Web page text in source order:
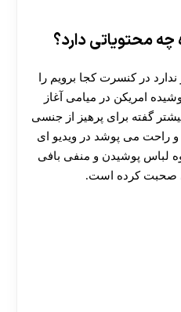
محتویاتی دارد؟
سال بیشتر ندارد در کنسرت کجا برویم را
امریکن در میامی آغاز
گفته برای پرهیز از جنسی
راحت می پوشد در ویدیو ای
لباس پوشیدن و منفی بافی
صحبت کرده است.